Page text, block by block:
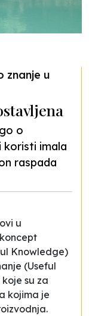
znanje u
o
koristi imala
raspada
u
Knowledge)
(Useful
su za
kojima je